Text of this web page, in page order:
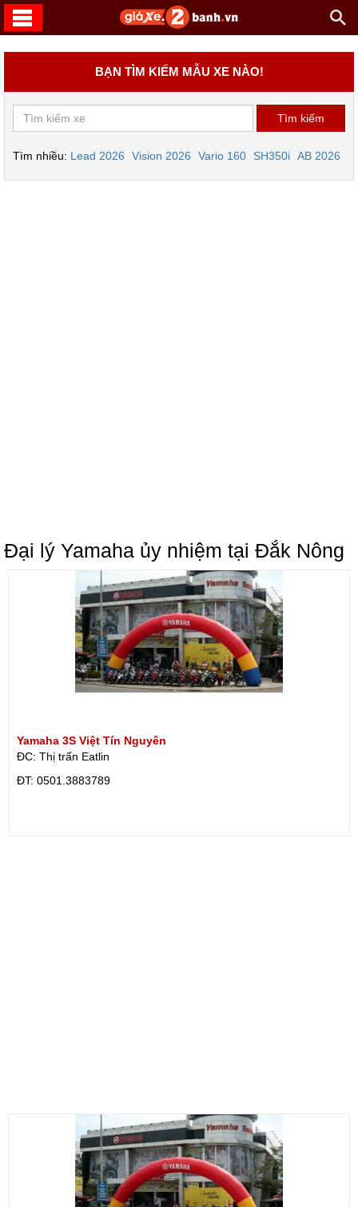
BẠN TÌM KIẾM MẪU XE NÀO!
Tìm nhiều: Lead 2026 Vision 2026 Vario 160 SH350i AB 2026
Đại lý Yamaha ủy nhiệm tại Đắk Nông
Yamaha 3S Việt Tín Nguyên
ĐC: Thị trấn Eatlin
ÐT: 0501.3883789